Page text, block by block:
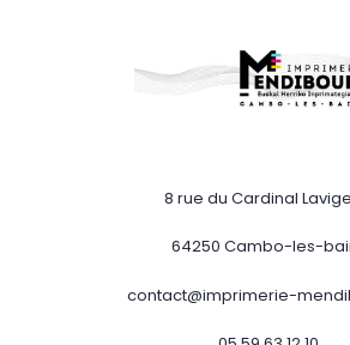
8 rue du Cardinal
64250 Cambo-les-
contact@imprimerie-